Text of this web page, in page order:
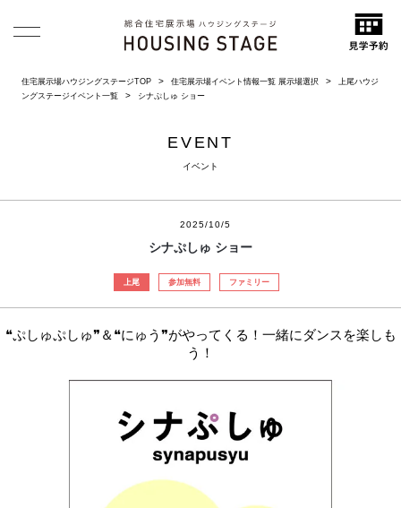
住宅展示場ハウジングステージTOP 住宅展示場イベント情報一覧 展示場選択
上尾ハウジ
ングステージイベント一覧
シナぷしゅ ショー
EVENT
イベント
2025/10/5
シナぷしゅ ショー
上尾 参加無料 ファミリー
❝ぷしゅぷしゅ❞＆❝にゅう❞がやってくる！一緒にダンスを楽しも
う！